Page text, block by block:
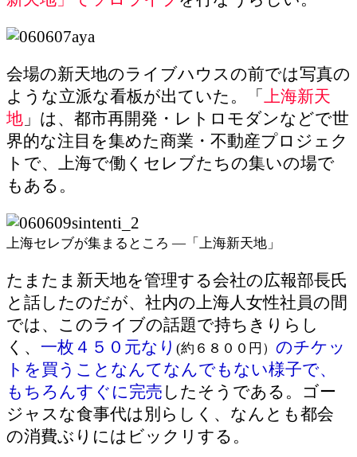
会場の新天地のライブハウスの前では写真の
ような立派な看板が出ていた。「
上海新天
地 」は、都市再開発・レトロモダンなどで世
界的な注目を集めた商業・不動産プロジェク
トで、上海で働くセレブたちの集いの場で
もある。
上海セレブが集まるところ ―「上海新天地」
たまたま新天地を管理する会社の広報部長氏
と話したのだが、社内の上海人女性社員の間
では、このライブの話題で持ちきりらし
く、 一枚４５０元なり (約６８００円） のチケッ
トを買うことなんてなんでもない様子で、
もちろんすぐに完売 したそうである。ゴー
ジャスな食事代は別らしく、なんとも都会
の消費ぶりにはビックリする。